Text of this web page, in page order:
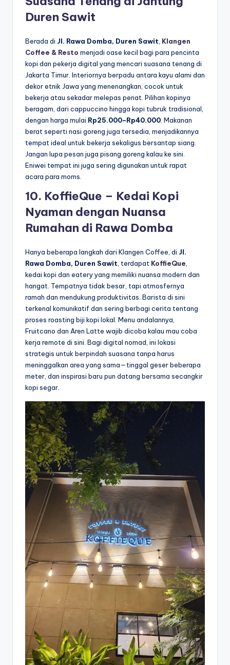
Duren Sawit
Berada di Jl. Rawa Domba, Duren Sawit Klangen
Coffee & Resto menjadi oase kecil bagi para pencinta
kopi dan pekerja digital yang mencari suasana tenang di
Jakarta Timur. Interiornya berpadu antara kayu alami dan
dekor etnik Jawa yang menenangkan, cocok untuk
bekerja atau sekadar melepas penat. Pilihan kopinya
beragam, dari cappuccino hingga kopi tubruk tradisional,
dengan harga mulai Rp25.000–Rp40.000 . Makanan
berat seperti nasi goreng juga tersedia, menjadikannya
tempat ideal untuk bekerja sekaligus bersantap siang.
Jangan lupa pesan juga pisang goreng kalau ke sini.
Eniwei tempat ini juga sering digunakan untuk rapat
acara para moms.
10. KoffieQue – Kedai Kopi
Nyaman dengan Nuansa
Rumahan di Rawa Domba
Hanya beberapa langkah dari Klangen Coffee, di Jl.
Rawa Domba, Duren Sawit , terdapat KoffieQue
kedai kopi dan eatery yang memiliki nuansa modern dan
hangat. Tempatnya tidak besar, tapi atmosfernya
ramah dan mendukung produktivitas. Barista di sini
terkenal komunikatif dan sering berbagi cerita tentang
proses roasting biji kopi lokal. Menu andalannya,
Fruitcano dan Aren Latte wajib dicoba kalau mau coba
kerja remote di sini. Bagi digital nomad, ini lokasi
strategis untuk berpindah suasana tanpa harus
meninggalkan area yang sama—tinggal geser beberapa
meter, dan inspirasi baru pun datang bersama secangkir
kopi segar.